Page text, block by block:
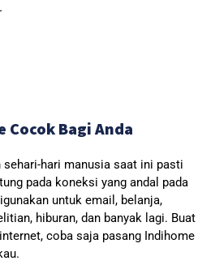
Cocok Bagi Anda
sehari-hari manusia saat ini pasti
pada koneksi yang andal pada
untuk email, belanja,
hiburan, dan banyak lagi. Buat
coba saja pasang Indihome